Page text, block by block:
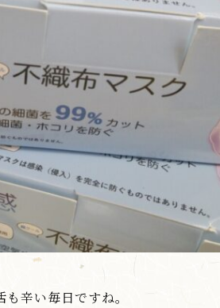
辛い毎日ですね。